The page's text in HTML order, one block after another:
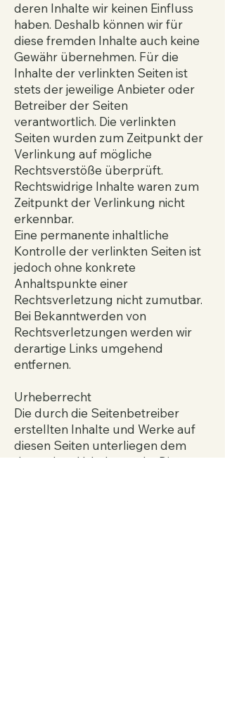
deren Inhalte wir keinen Einfluss
haben. Deshalb können wir für
diese fremden Inhalte auch keine
Gewähr übernehmen. Für die
Inhalte der verlinkten Seiten ist
stets der jeweilige Anbieter oder
Betreiber der Seiten
verantwortlich. Die verlinkten
Seiten wurden zum Zeitpunkt der
Verlinkung auf mögliche
Rechtsverstöße überprüft.
Rechtswidrige Inhalte waren zum
Zeitpunkt der Verlinkung nicht
erkennbar.
Eine permanente inhaltliche
Kontrolle der verlinkten Seiten ist
jedoch ohne konkrete
Anhaltspunkte einer
Rechtsverletzung nicht zumutbar.
Bei Bekanntwerden von
Rechtsverletzungen werden wir
derartige Links umgehend
entfernen.
Urheberrecht
Die durch die Seitenbetreiber
erstellten Inhalte und Werke auf
diesen Seiten unterliegen dem
deutschen Urheberrecht. Die